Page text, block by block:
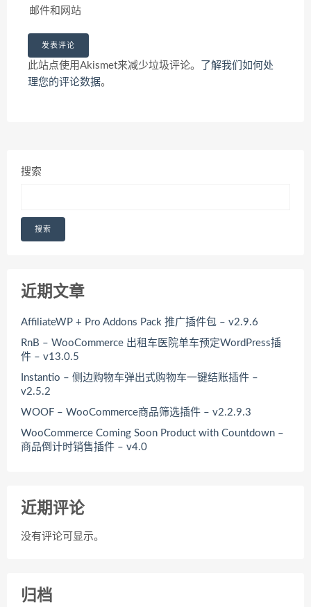
邮件和网站
此站点使用Akismet来减少垃圾评论。
了解我们如何处
理您的评论数据。
搜索
搜索
近期文章
AffiliateWP + Pro Addons Pack 推广插件包 – v2.9.6
RnB – WooCommerce 出租车医院单车预定WordPress插
件 – v13.0.5
Instantio – 侧边购物车弹出式购物车一键结账插件 –
v2.5.2
WOOF – WooCommerce商品筛选插件 – v2.2.9.3
WooCommerce Coming Soon Product with Countdown –
商品倒计时销售插件 – v4.0
近期评论
没有评论可显示。
归档